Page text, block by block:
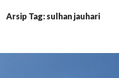
Arsip Tag: sulhan jauhari